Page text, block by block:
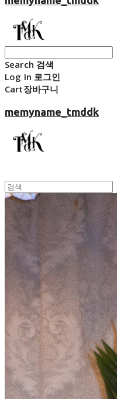
Search 검색
Log In 로그인
Cart장바구니
memyname_tmddk